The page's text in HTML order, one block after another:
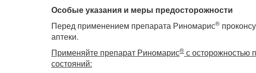
Особые указания и меры предосторожности
Перед применением препарата Риномарис®
аптеки.
Применяйте препарат Риномарис® с осторожностью
состояний: